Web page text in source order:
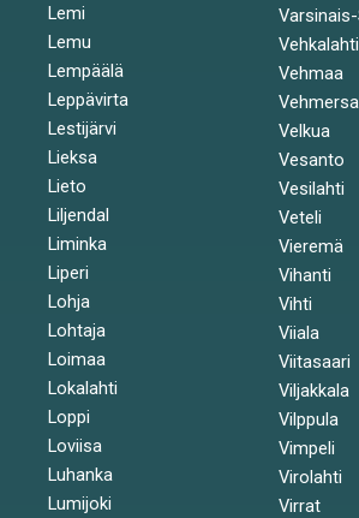
Lemi
Lemu
Lempäälä
Leppävirta
Lestijärvi
Lieksa
Lieto
Liljendal
Liminka
Liperi
Lohja
Lohtaja
Loimaa
Lokalahti
Loppi
Loviisa
Luhanka
Lumijoki
Vehkalahti
Vehmaa
Velkua
Vesanto
Vesilahti
Veteli
Vieremä
Vihanti
Vihti
Viiala
Viitasaari
Viljakkala
Vilppula
Vimpeli
Virolahti
Virrat